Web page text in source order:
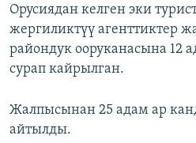
Орусиядан келген эки
жергиликтүү агенттиктер
райондук ооруканасына 12
сурап кайрылган.
Жалпысынан 25 адам ар
айтылды.